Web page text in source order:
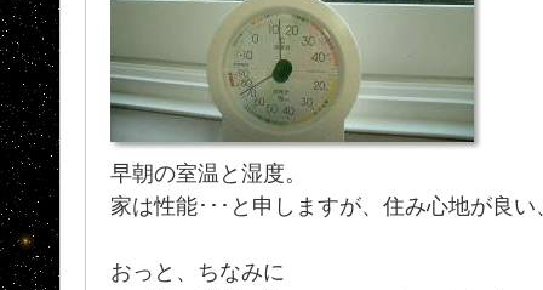
早朝の室温と湿度。
家は性能･･･と申しますが、住み心地が良
おっと、ちなみに